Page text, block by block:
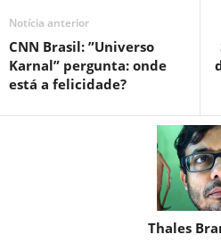
Notícia anterior
CNN Brasil: ”Universo
Karnal” pergunta: onde
está a felicidade?
Thales